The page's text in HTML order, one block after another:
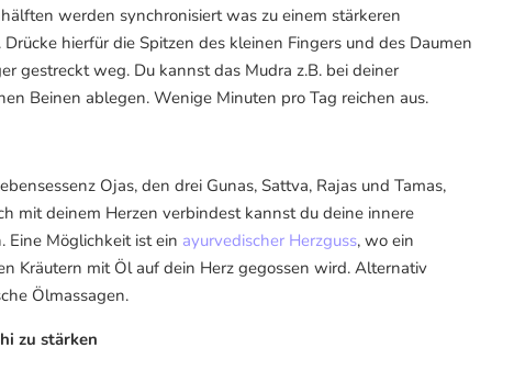
werden synchronisiert was zu einem stärkeren
hierfür die Spitzen des kleinen Fingers und des Daumen
gestreckt weg. Du kannst das Mudra z.B. bei deiner
Beinen ablegen. Wenige Minuten pro Tag reichen aus.
Ojas, den drei Gunas, Sattva, Rajas und Tamas,
mit deinem Herzen verbindest kannst du deine innere
Eine Möglichkeit ist ein ayurvedischer Herzguss, wo ein
Kräutern mit Öl auf dein Herz gegossen wird. Alternativ
Ölmassagen.
zu stärken